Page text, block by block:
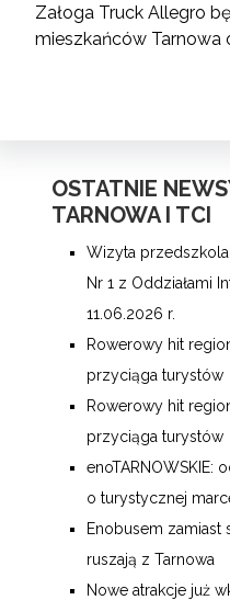
Załoga Truck Allegro
mieszkańców Tarnowa
OSTATNIE
TARNOWA I TCI
Wizyta
Nr 1 z Oddziałami
11.06.2026 r.
Rowerowy hit
przyciąga turystów
Rowerowy hit
przyciąga turystów
enoTARNOWSKIE:
o turystycznej
Enobusem zamiast
ruszają z Tarnowa
Nowe atrakcje już